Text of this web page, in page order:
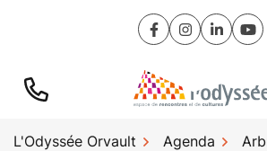
Lien vers le
Lien vers
Lien
L'Odyssée Orvault Agenda